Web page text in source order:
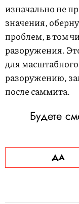
изначально не
значения,
проблем, в том
разоружения.
для
разоружению,
после саммита.
Будете
ДА